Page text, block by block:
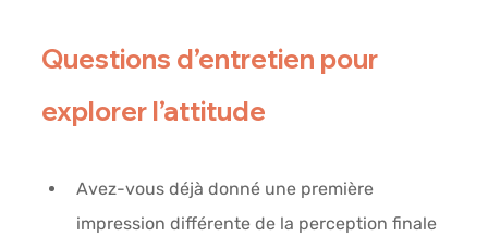
Questions d’entretien pour
explorer l’attitude
Avez-vous déjà donné une première
impression différente de la perception finale